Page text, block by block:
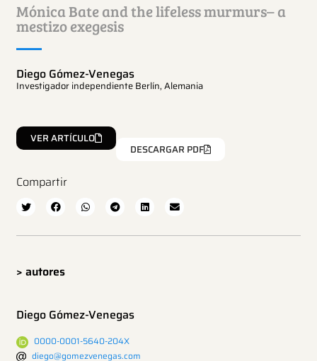
Mónica Bate and the lifeless murmurs– a
mestizo exegesis
Diego Gómez-Venegas
Investigador independiente Berlín, Alemania
VER ARTÍCULO
DESCARGAR PDF
Compartir
> autores
Diego Gómez-Venegas
0000-0001-5640-204X
diego@gomezvenegas.com